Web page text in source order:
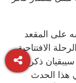
رقم (1)، وجلوسه على المقعد
رقم (1)، خلال الرحلة الافتتاحية
ذكرى
هذا الحدث